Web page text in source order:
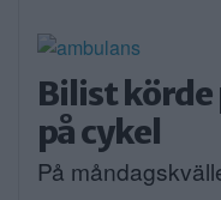
Bilist körde
på cykel
På